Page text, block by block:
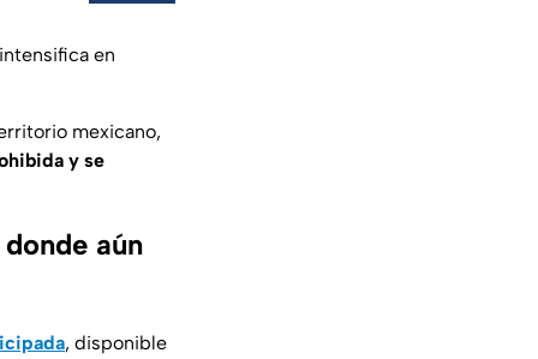
en
mexicano,
y se
aún
, disponible